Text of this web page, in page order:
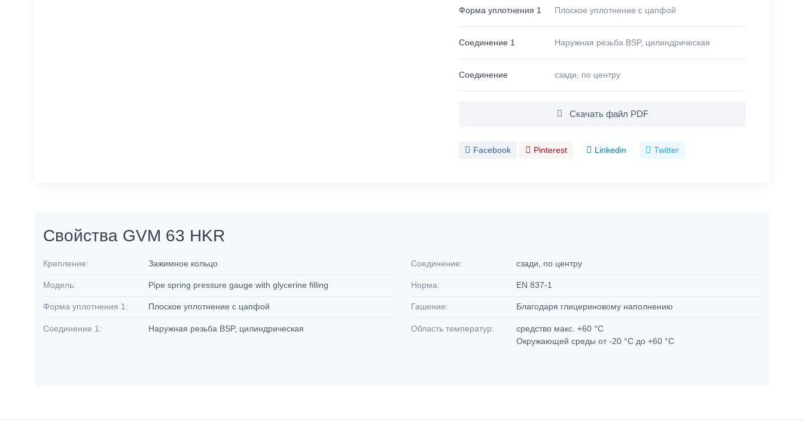
Форма уплотнения 1 Плоское уплотнение с цапфой
Соединение 1 Наружная резьба BSP, цилиндрическая
Соединение сзади, по центру
Скачать файл PDF
Facebook Pinterest Linkedin Twitter
Свойства GVM 63 HKR
Крепление: Зажимное кольцо
Модель: Pipe spring pressure gauge with glycerine filling
Форма уплотнения 1: Плоское уплотнение с цапфой
Соединение 1: Наружная резьба BSP, цилиндрическая
Соединение: сзади, по центру
Норма: EN 837-1
Гашение: Благодаря глицериновому наполнению
Область температур:
средство макс. +60 °C
Окружающей среды от -20 °C до +60 °C